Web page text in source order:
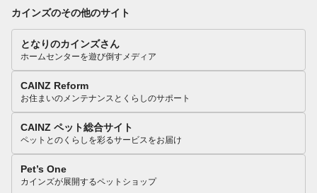
カインズのその他のサイト
となりのカインズさん
ホームセンターを遊び倒すメディア
CAINZ Reform
お住まいのメンテナンスとくらしのサポート
CAINZ ペット総合サイト
ペットとのくらしを彩るサービスをお届け
Pet’s One
カインズが展開するペットショップ